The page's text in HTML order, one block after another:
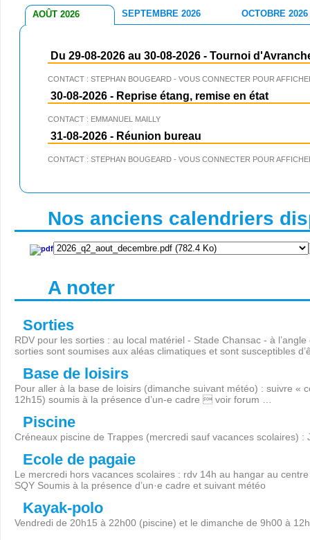
AOÛT 2026 SEPTEMBRE 2026 OCTOBRE 2026
Du 29-08-2026 au 30-08-2026 - Tournoi
CONTACT : STEPHAN BOUGEARD - VOUS CONNECTER POUR
30-08-2026 - Reprise étang, remise en état
CONTACT : EMMANUEL MAILLY
31-08-2026 - Réunion bureau
CONTACT : STEPHAN BOUGEARD - VOUS CONNECTER POUR
Nos anciens calendriers
A noter
Sorties
RDV pour les sorties : au local matériel - Stade Chansac - à
sorties sont soumises aux aléas climatiques et sont susceptibles
Base de loisirs
Pour aller à la base de loisirs (dimanche suivant météo) : suivre
12h15) soumis à la présence d’un-e cadre  voir forum …
Piscine
Créneaux piscine de Trappes (mercredi sauf vacances scolaires)
Ecole de pagaie
Le mercredi hors vacances scolaires : rdv 14h au hangar au
SQY Soumis à la présence d’un·e cadre et suivant météo
Kayak-polo
Vendredi de 20h15 à 22h00 (piscine) et le dimanche de 9h00 à